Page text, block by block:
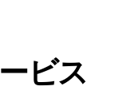
ビス